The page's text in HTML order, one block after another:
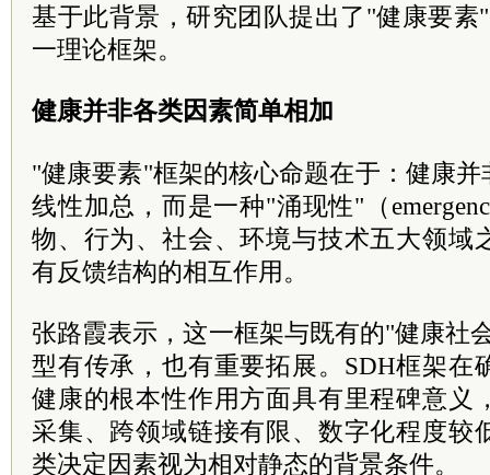
基于此背景，研究团队提出了"健康要素"
一理论框架。
健康并非各类因素简单相加
"健康要素"框架的核心命题在于：健康
线性加总，而是一种"涌现性"（
物、行为、社会、环境与技术五大领域
有反馈结构的相互作用。
张路霞表示，这一框架与既有的"健康社
型有传承，也有重要拓展。SDH框架在
健康的根本性作用方面具有里程碑意义
采集、跨领域链接有限、数字化程度较
类决定因素视为相对静态的背景条件。